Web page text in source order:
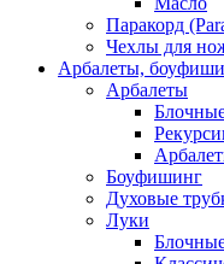
Паракорд
Чехлы для
Арбалеты,
Арбалеты
Боуфишинг
Духовые
Луки